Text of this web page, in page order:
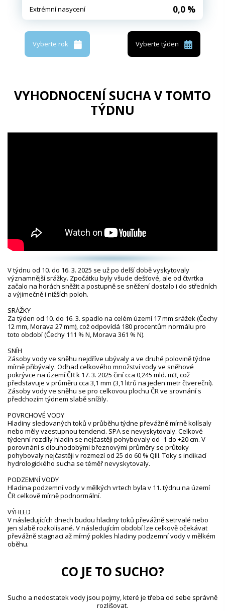
Extrémní nasycení 0,0 %
Vyberte rok Vyberte týden
VYHODNOCENÍ SUCHA V TOMTO
TÝDNU
V týdnu od 10. do 16. 3. 2025 se už po delší době vyskytovaly
významnější srážky. Zpočátku byly všude dešťové, ale od čtvrtka
začalo na horách sněžit a postupně se sněžení dostalo i do středních
a výjimečně i nižších poloh.
SRÁŽKY
Za týden od 10. do 16. 3. spadlo na celém území 17 mm srážek (Čechy
12 mm, Morava 27 mm), což odpovídá 180 procentům normálu pro
toto období (Čechy 111 % N, Morava 361 % N).
SNÍH
Zásoby vody ve sněhu nejdříve ubývaly a ve druhé polovině týdne
mírně přibývaly. Odhad celkového množství vody ve sněhové
pokrývce na území ČR k 17. 3. 2025 činí cca 0,245 mld. m3, což
představuje v průměru cca 3,1 mm (3,1 litrů na jeden metr čtvereční).
Zásoby vody ve sněhu se pro celkovou plochu ČR ve srovnání s
předchozím týdnem slabě snížily.
POVRCHOVÉ VODY
Hladiny sledovaných toků v průběhu týdne převážně mírně kolísaly
nebo měly vzestupnou tendenci. SPA se nevyskytovaly. Celkové
týdenní rozdíly hladin se nejčastěji pohybovaly od -1 do +20 cm. V
porovnání s dlouhodobými březnovými průměry se průtoky
pohybovaly nejčastěji v rozmezí od 25 do 60 % QIII. Toky s indikací
hydrologického sucha se téměř nevyskytovaly.
PODZEMNÍ VODY
Hladina podzemní vody v mělkých vrtech byla v 11. týdnu na území
ČR celkově mírně podnormální.
VÝHLED
V následujících dnech budou hladiny toků převážně setrvalé nebo
jen slabě rozkolísané. V následujícím období lze celkově očekávat
převážně stagnaci až mírný pokles hladiny podzemní vody v mělkém
oběhu.
CO JE TO SUCHO?
Sucho a nedostatek vody jsou pojmy, které je třeba od sebe správně
rozlišovat.